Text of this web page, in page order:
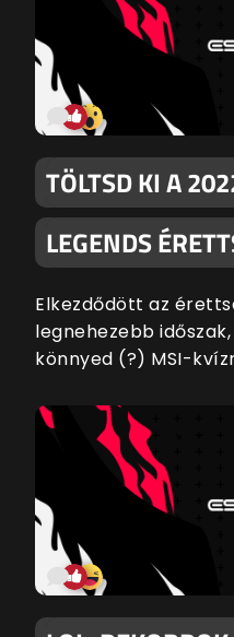
TÖLTSD KI A
LEGENDS
Elkezdődött az
legnehezebb
könnyed (?) MSI-